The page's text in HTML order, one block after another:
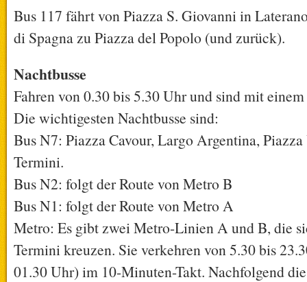
Bus 117 fährt von Piazza S. Giovanni in
di Spagna zu Piazza del Popolo (und zurück).
Nachtbusse
Fahren von 0.30 bis 5.30 Uhr und sind mit
Die wichtigesten Nachtbusse sind:
Bus N7: Piazza Cavour, Largo Argentina,
Termini.
Bus N2: folgt der Route von Metro B
Bus N1: folgt der Route von Metro A
Metro: Es gibt zwei Metro-Linien A und B, die
Termini kreuzen. Sie verkehren von 5.30 bis
01.30 Uhr) im 10-Minuten-Takt. Nachfolgend